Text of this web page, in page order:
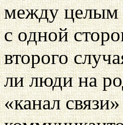
между целым
с одной
второго
ли люди на
«канал